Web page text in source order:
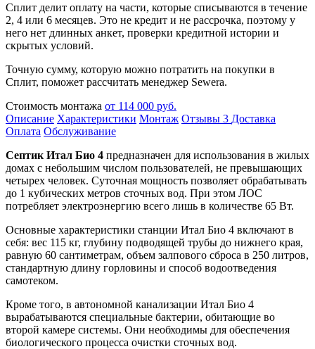
Сплит делит оплату на части, которые списываются в течение
2, 4 или 6 месяцев. Это не кредит и не рассрочка, поэтому у
него нет длинных анкет, проверки кредитной истории и
скрытых условий.
Точную сумму, которую можно потратить на покупки в
Сплит, поможет рассчитать менеджер Sewera.
Стоимость монтажа от 114 000 руб.
Описание Характеристики Монтаж Отзывы 3 Доставка
Оплата Обслуживание
Септик Итал Био 4 предназначен для использования в жилых
домах с небольшим числом пользователей, не превышающих
четырех человек. Суточная мощность позволяет обрабатывать
до 1 кубических метров сточных вод. При этом ЛОС
потребляет электроэнергию всего лишь в количестве 65 Вт.
Основные характеристики станции Итал Био 4 включают в
себя: вес 115 кг, глубину подводящей трубы до нижнего края,
равную 60 сантиметрам, объем залпового сброса в 250 литров,
стандартную длину горловины и способ водоотведения
самотеком.
Кроме того, в автономной канализации Итал Био 4
вырабатываются специальные бактерии, обитающие во
второй камере системы. Они необходимы для обеспечения
биологического процесса очистки сточных вод.